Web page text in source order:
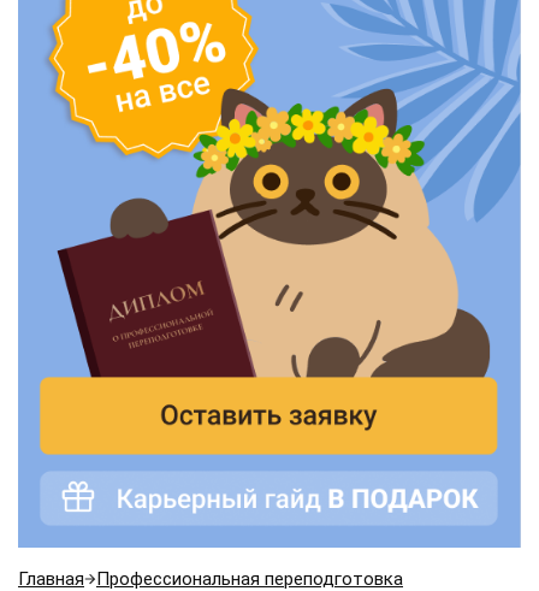
Главная
Профессиональная переподготовка